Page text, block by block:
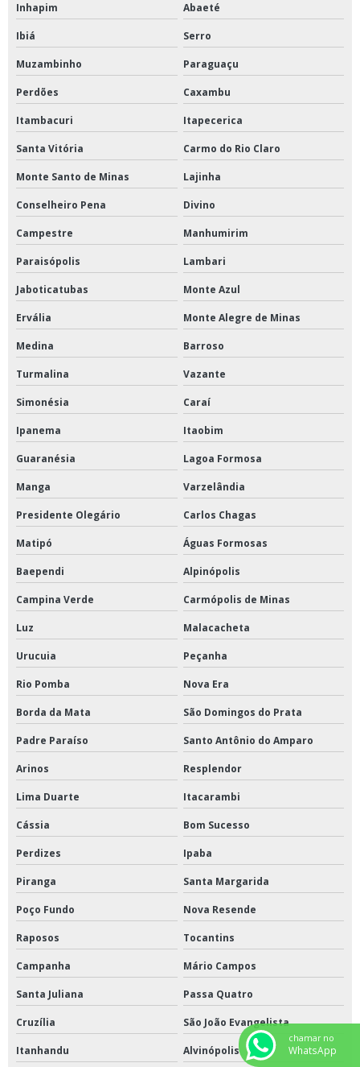
Inhapim Abaeté
Ibiá Serro
Muzambinho Paraguaçu
Perdões Caxambu
Itambacuri Itapecerica
Santa Vitória Carmo do Rio Claro
Monte Santo de Minas Lajinha
Conselheiro Pena Divino
Campestre Manhumirim
Paraisópolis Lambari
Jaboticatubas Monte Azul
Ervália Monte Alegre de Minas
Medina Barroso
Turmalina Vazante
Simonésia Caraí
Ipanema Itaobim
Guaranésia Lagoa Formosa
Manga Varzelândia
Presidente Olegário Carlos Chagas
Matipó Águas Formosas
Baependi Alpinópolis
Campina Verde Carmópolis de Minas
Luz Malacacheta
Urucuia Peçanha
Rio Pomba Nova Era
Borda da Mata São Domingos do Prata
Padre Paraíso Santo Antônio do Amparo
Arinos Resplendor
Lima Duarte Itacarambi
Cássia Bom Sucesso
Perdizes Ipaba
Piranga Santa Margarida
Poço Fundo Nova Resende
Raposos Tocantins
Campanha Mário Campos
Santa Juliana Passa Quatro
Cruzília São João Evangelista
Itanhandu Alvinópolis
chamar no
WhatsApp